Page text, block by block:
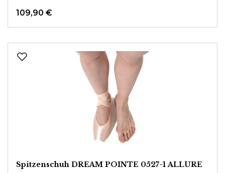
109,90 €
Spitzenschuh DREAM POINTE 0527-1 ALLURE